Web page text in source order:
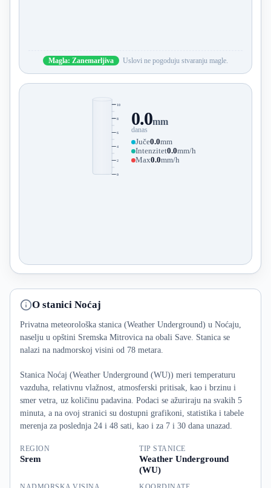
Magla: Zanemarljiva Uslovi ne pogoduju stvaranju magle.
0
2
4
6
8
10
0.0mm
danas
Juče0.0mm
Intenzitet0.0mm/h
Max0.0mm/h
O stanici Noćaj
Privatna meteorološka stanica (Weather Underground) u Noćaju,
naselju u opštini Sremska Mitrovica na obali Save. Stanica se
nalazi na nadmorskoj visini od 78 metara.
Stanica Noćaj (Weather Underground (WU)) meri temperaturu
vazduha, relativnu vlažnost, atmosferski pritisak, kao i brzinu i
smer vetra, uz količinu padavina. Podaci se ažuriraju na svakih 5
minuta, a na ovoj stranici su dostupni grafikoni, statistika i tabele
merenja za poslednja 24 i 48 sati, kao i za 7 i 30 dana unazad.
REGION
Srem
TIP STANICE
Weather Underground
(WU)